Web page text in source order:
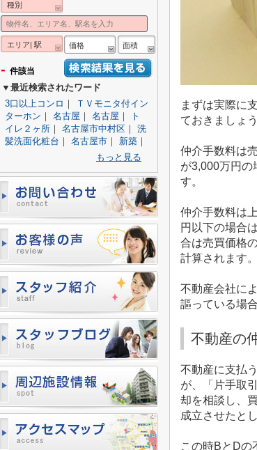
まずは実際に
ておきましょう
仲介手数料は
が3,000万円の
す。
仲介手数料は
円以下の場合
合は売買価格
計算されます。
不動産会社に
謳っている場
不動産の
不動産に支払
が、「片手取
却を相談し、
成立させたと
この時Bと Dの
種別
エリア| 駅 価格 面積
- 件該当
▼最近検索されたワード
3口以上コンロ ｜
ＴＶモニタ付イン
ターホン ｜ 名古屋 ｜ 名古屋 ｜
ト
イレ２ヶ所 ｜ 名古屋市中村区 ｜ 洗
髪洗面化粧台 ｜ 名古屋市 ｜ 新築 ｜
もっと見る